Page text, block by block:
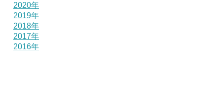
2020年
2019年
2018年
2017年
2016年